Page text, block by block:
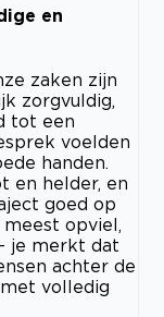
en
zaken zijn
zorgvuldig,
tot een
voelden
handen.
en helder, en
goed op
opviel,
je merkt dat
achter de
volledig